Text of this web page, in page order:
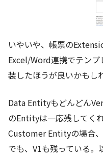
いやいや、帳票の
Excel/Word連携でテン
装したほうが良いかもし
Data Entityもどんどん
のEntityは一応残してく
Customer Entityの場合、
でも、V1も残っている